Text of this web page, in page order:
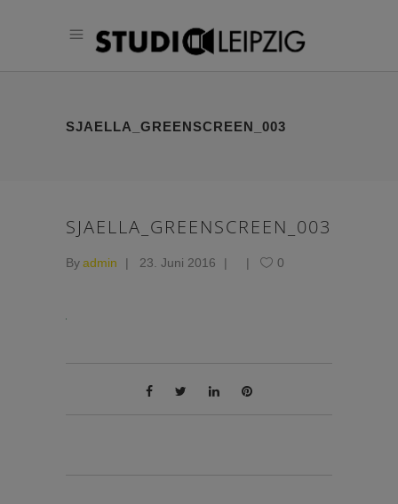
SJAELLA_GREENSCREEN_003
SJAELLA_GREENSCREEN_003
Byadmin 23. Juni 2016 0